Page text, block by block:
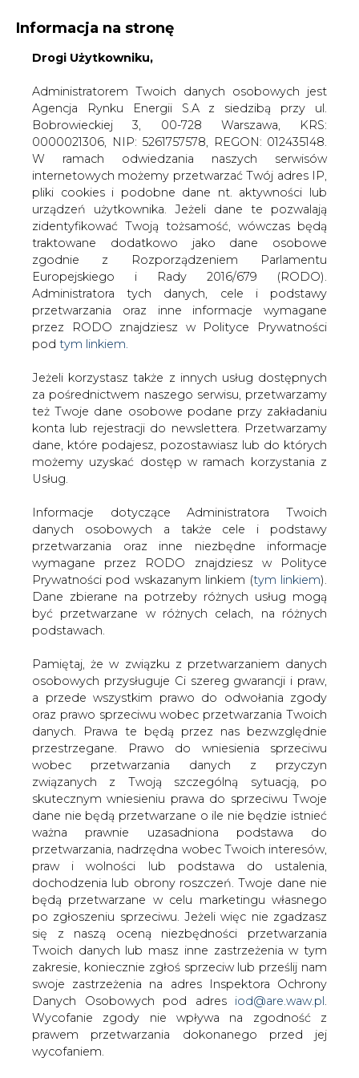
KONTAKT:
WYDAWCA PORTALU:
WYSOKI KONTRAST A A
ZALOGUJ SIĘ
WŁĄCZ CIRE.TV
Informacja na stronę
Drogi Użytkowniku,
Administratorem Twoich danych osobowych jest
Agencja Rynku Energii S.A z siedzibą przy ul.
Bobrowieckiej 3, 00-728 Warszawa, KRS:
0000021306, NIP: 5261757578, REGON: 012435148.
W ramach odwiedzania naszych serwisów
internetowych możemy przetwarzać Twój adres IP,
pliki cookies i podobne dane nt. aktywności lub
urządzeń użytkownika. Jeżeli dane te pozwalają
zidentyfikować Twoją tożsamość, wówczas będą
traktowane dodatkowo jako dane osobowe
zgodnie z Rozporządzeniem Parlamentu
Europejskiego i Rady 2016/679 (RODO).
Administratora tych danych, cele i podstawy
przetwarzania oraz inne informacje wymagane
przez RODO znajdziesz w Polityce Prywatności
pod tym linkiem.
Jeżeli korzystasz także z innych usług dostępnych
za pośrednictwem naszego serwisu, przetwarzamy
też Twoje dane osobowe podane przy zakładaniu
konta lub rejestracji do newslettera. Przetwarzamy
dane, które podajesz, pozostawiasz lub do których
możemy uzyskać dostęp w ramach korzystania z
Usług.
Informacje dotyczące Administratora Twoich
danych osobowych a także cele i podstawy
przetwarzania oraz inne niezbędne informacje
wymagane przez RODO znajdziesz w Polityce
Prywatności pod wskazanym linkiem (tym linkiem).
Dane zbierane na potrzeby różnych usług mogą
być przetwarzane w różnych celach, na różnych
podstawach.
Pamiętaj, że w związku z przetwarzaniem danych
osobowych przysługuje Ci szereg gwarancji i praw,
a przede wszystkim prawo do odwołania zgody
oraz prawo sprzeciwu wobec przetwarzania Twoich
danych. Prawa te będą przez nas bezwzględnie
przestrzegane. Prawo do wniesienia sprzeciwu
wobec przetwarzania danych z przyczyn
związanych z Twoją szczególną sytuacją, po
skutecznym wniesieniu prawa do sprzeciwu Twoje
dane nie będą przetwarzane o ile nie będzie istnieć
ważna prawnie uzasadniona podstawa do
przetwarzania, nadrzędna wobec Twoich interesów,
praw i wolności lub podstawa do ustalenia,
dochodzenia lub obrony roszczeń. Twoje dane nie
będą przetwarzane w celu marketingu własnego
po zgłoszeniu sprzeciwu. Jeżeli więc nie zgadzasz
się z naszą oceną niezbędności przetwarzania
Twoich danych lub masz inne zastrzeżenia w tym
zakresie, koniecznie zgłoś sprzeciw lub prześlij nam
swoje zastrzeżenia na adres Inspektora Ochrony
Danych Osobowych pod adres iod@are.waw.pl
Wycofanie zgody nie wpływa na zgodność z
prawem przetwarzania dokonanego przed jej
wycofaniem.
Strona główna RYNEK PALIW
Chorwacja przegrywa
sprawę sądową z MOL
Redakcja
drukuj
skomentuj
udostępnij
Chorwacja przegrywa sprawę
sądową z MOL
Międzynarodowe Centrum
Rozstrzygania Sporów Inwestycyjnych
(ICSID), podlegający Bankowi
Światowemu sąd arbitrażowy z siedzibą
w Waszyngtonie, wydało ostateczne
orzeczenie w sporze pomiędzy
węgierskim koncernem MOL, a
Republiką Chorwacji. W toczącym się od
2013 r. postępowaniu, na rzecz
węgierskiej spółki zasądzono